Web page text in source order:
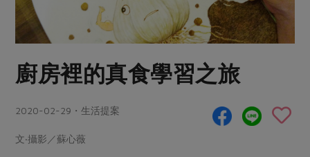
奶蛋豆・五穀
蛋 乳製品
豆製品 米麵雜糧
肉品・水產
畜產肉類
肉食
海鮮
常備菜
蛋料理
把最好的台灣味帶回家！
防災用品預購圓滿結束
更多預購活動
觀點文章
主婦食堂 一籃菜真心話
社內大小事 合作聯合國
樂齡生活
廚房瑜伽
關於合作社
關於我們
廚房裡的真食學習之旅
2020-02-29・生活提案
文‧攝影／蘇心薇